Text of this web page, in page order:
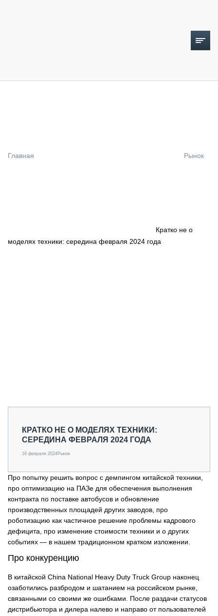
СПЕЦПРОЕКТЫ
Главная Рынок
Кратко не о
моделях техники: середина февраля 2024 года
КРАТКО НЕ О МОДЕЛЯХ ТЕХНИКИ:
СЕРЕДИНА ФЕВРАЛЯ 2024 ГОДА
16 февраля 2024Рынок
Про попытку решить вопрос с демпингом китайской техники,
про оптимизацию на ПАЗе для обеспечения выполнения
контракта по поставке автобусов и обновление
производственных площадей других заводов, про
роботизацию как частичное решение проблемы кадрового
дефицита, про изменение стоимости техники и о других
событиях — в нашем традиционном кратком изложении.
Про конкуренцию
В китайской China National Heavy Duty Truck Group наконец
озаботились разбродом и шатанием на российском рынке,
связанными со своими же ошибками. После раздачи статусов
дистрибьютора и дилера налево и направо от пользователей